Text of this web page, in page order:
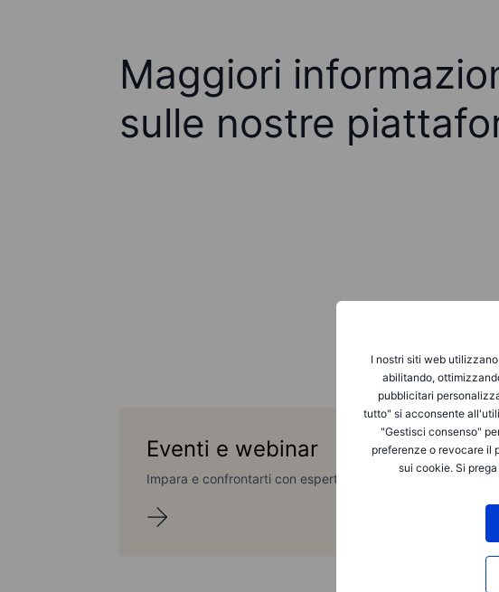
I nostri siti web
abilitando,
pubblicitari
tutto" si acconsente
"Gestisci consenso"
preferenze o revocare il
sui cookie. Si
Maggiori
sulle nostre
Eventi e webinar
Impara e confrontarti con esperti del settore, tra cui i nostri